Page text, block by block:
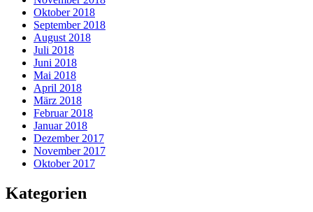
Oktober 2018
September 2018
August 2018
Juli 2018
Juni 2018
Mai 2018
April 2018
März 2018
Februar 2018
Januar 2018
Dezember 2017
November 2017
Oktober 2017
Kategorien